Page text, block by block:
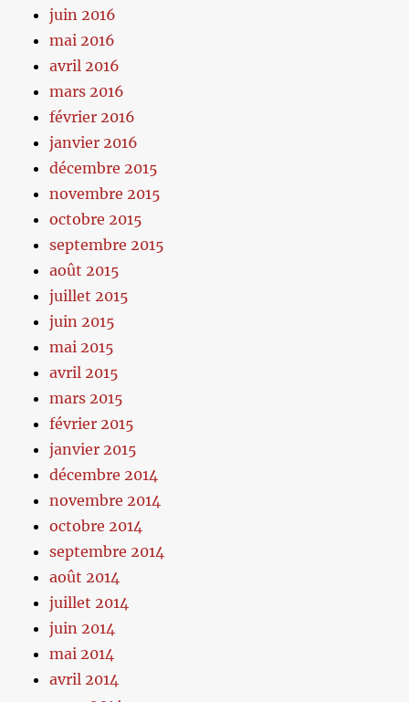
juin 2016
mai 2016
avril 2016
mars 2016
février 2016
janvier 2016
décembre 2015
novembre 2015
octobre 2015
septembre 2015
août 2015
juillet 2015
juin 2015
mai 2015
avril 2015
mars 2015
février 2015
janvier 2015
décembre 2014
novembre 2014
octobre 2014
septembre 2014
août 2014
juillet 2014
juin 2014
mai 2014
avril 2014